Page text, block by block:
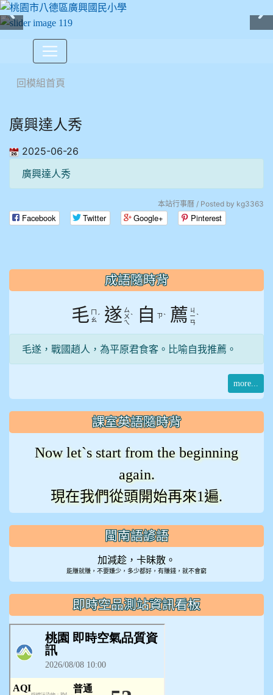
回模組首頁
廣興達人秀
2025-06-26
廣興達人秀
本站行事曆 / Posted by kg3363
Facebook Twitter Google+ Pinterest
::: 成語隨時背
毛 ㄇ
ㄠ ˊ 遂 ㄙ
ㄨ
ㄟ
ˋ 自 ㄗ ˋ 薦 ㄐ
ㄧ
ㄢ
ˋ
毛遂，戰國趙人，為平原君食客。比喻自我推薦。
more...
課室英語隨時背
Now let`s start from the beginning
again.
現在我們從頭開始再來1遍.
閩南語諺語
加減趁，卡昧散。
能賺就賺，不要嫌少，多少都好，有賺錢，就不會窮
即時空品測站資訊看板